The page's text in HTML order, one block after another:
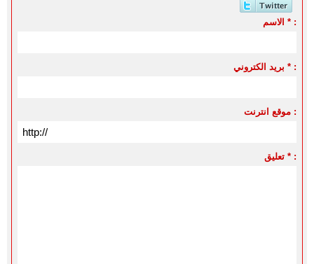
الاسم * :
بريد الكتروني * :
موقع انترنت :
تعليق * :